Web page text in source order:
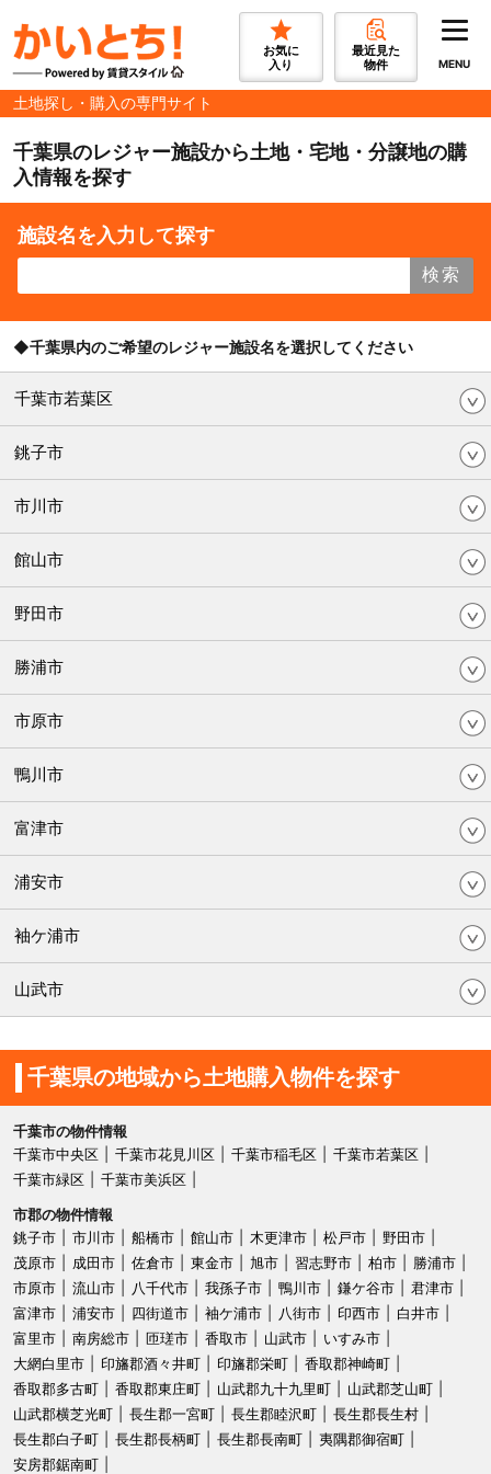
お気に
入り
最近見た
物件
MENU
土地探し・購入の専門サイト
千葉県のレジャー施設から土地・宅地・分譲地の購
入情報を探す
施設名を入力して探す
検索
◆千葉県内のご希望のレジャー施設名を選択してください
千葉市若葉区
銚子市
市川市
館山市
野田市
勝浦市
市原市
鴨川市
富津市
浦安市
袖ケ浦市
山武市
千葉県の地域から土地購入物件を探す
千葉市の物件情報
千葉市中央区
千葉市花見川区 千葉市稲毛区
千葉市若葉区
千葉市緑区
千葉市美浜区
市郡の物件情報
銚子市
市川市 船橋市 館山市 木更津市 松戸市
野田市
茂原市
成田市 佐倉市 東金市 旭市 習志野市 柏市
勝浦市
市原市
流山市 八千代市 我孫子市 鴨川市 鎌ケ谷市
君津市
富津市
浦安市 四街道市 袖ケ浦市 八街市 印西市
白井市
富里市
南房総市 匝瑳市 香取市 山武市
いすみ市
大網白里市
印旛郡酒々井町 印旛郡栄町
香取郡神崎町
香取郡多古町
香取郡東庄町 山武郡九十九里町
山武郡芝山町
山武郡横芝光町
長生郡一宮町 長生郡睦沢町
長生郡長生村
長生郡白子町
長生郡長柄町 長生郡長南町
夷隅郡御宿町
安房郡鋸南町